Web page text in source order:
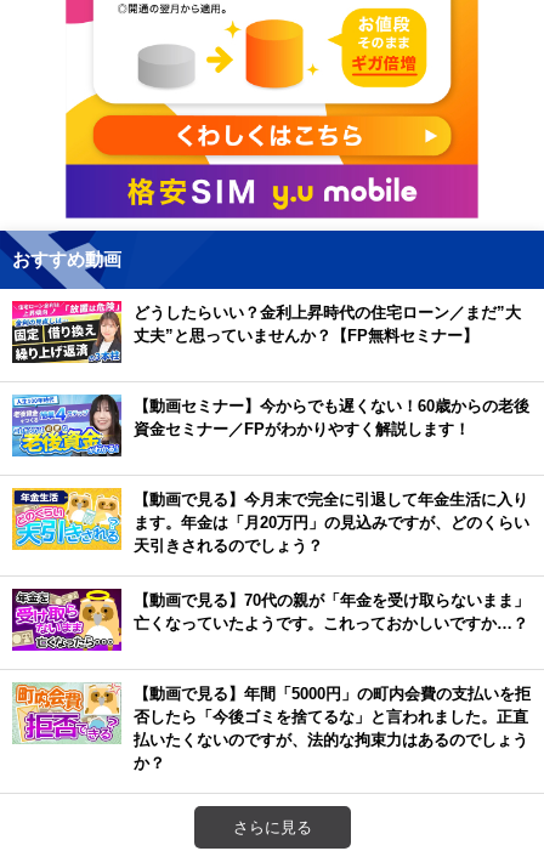
おすすめ動画
どうしたらいい？金利上昇時代の住宅ローン／まだ”大
丈夫”と思っていませんか？【FP無料セミナー】
【動画セミナー】今からでも遅くない！60歳からの老後
資金セミナー／FPがわかりやすく解説します！
【動画で見る】今月末で完全に引退して年金生活に入り
ます。年金は「月20万円」の見込みですが、どのくらい
天引きされるのでしょう？
【動画で見る】70代の親が「年金を受け取らないまま」
亡くなっていたようです。これっておかしいですか…？
【動画で見る】年間「5000円」の町内会費の支払いを拒
否したら「今後ゴミを捨てるな」と言われました。正直
払いたくないのですが、法的な拘束力はあるのでしょう
か？
さらに見る